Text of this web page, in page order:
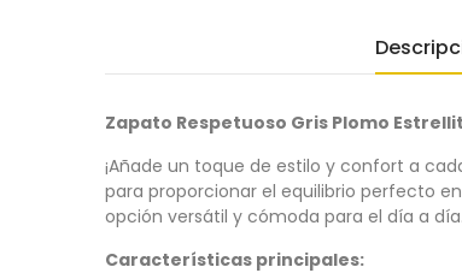
Zapato Respetuoso Gris Plomo
¡Añade un toque de estilo y confort a
para proporcionar el equilibrio perfecto
opción versátil y cómoda para el día a día.
Características principales: